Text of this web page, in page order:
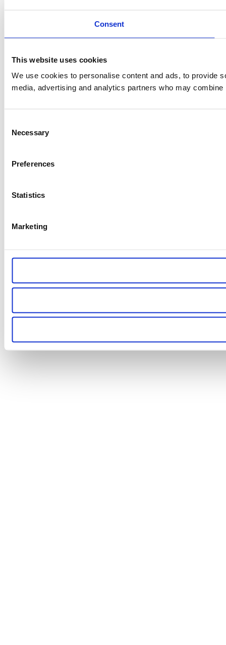
Consent
This website uses cookies
We use cookies to personalise content and ads, to provide
media, advertising and analytics partners who may
Selection
Necessary
Preferences
Statistics
Marketing